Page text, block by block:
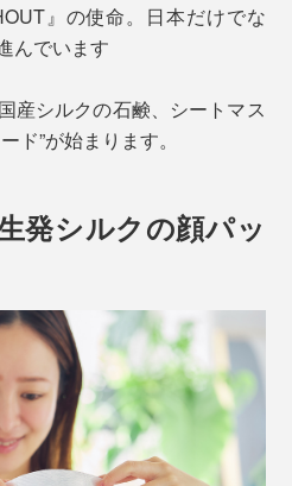
』の使命。日本だけでな
んでいます
シルクの石鹸、シートマス
ド”が始まります。
発シルクの顔パッ